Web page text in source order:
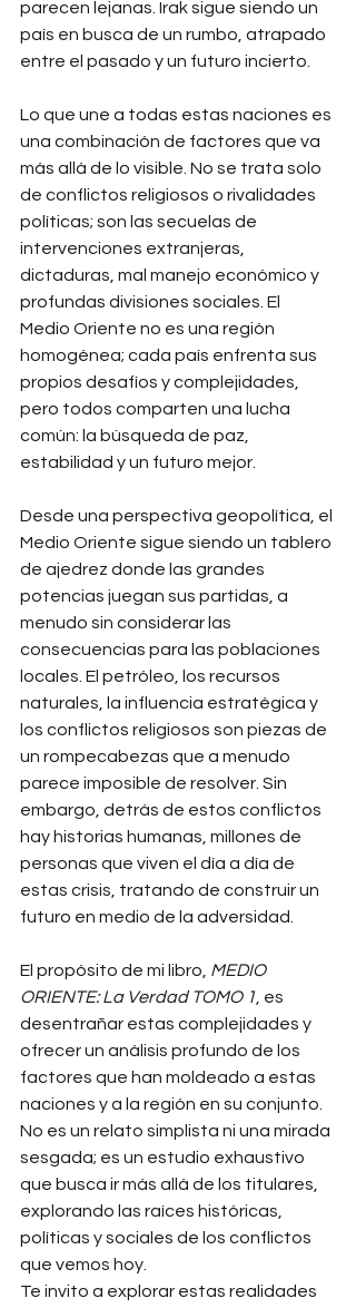
parecen lejanas. Irak sigue siendo un
país en busca de un rumbo, atrapado
entre el pasado y un futuro incierto.
Lo que une a todas estas naciones es
una combinación de factores que va
más allá de lo visible. No se trata solo
de conflictos religiosos o rivalidades
políticas; son las secuelas de
intervenciones extranjeras,
dictaduras, mal manejo económico y
profundas divisiones sociales. El
Medio Oriente no es una región
homogénea; cada país enfrenta sus
propios desafíos y complejidades,
pero todos comparten una lucha
común: la búsqueda de paz,
estabilidad y un futuro mejor.
Desde una perspectiva geopolítica, el
Medio Oriente sigue siendo un tablero
de ajedrez donde las grandes
potencias juegan sus partidas, a
menudo sin considerar las
consecuencias para las poblaciones
locales. El petróleo, los recursos
naturales, la influencia estratégica y
los conflictos religiosos son piezas de
un rompecabezas que a menudo
parece imposible de resolver. Sin
embargo, detrás de estos conflictos
hay historias humanas, millones de
personas que viven el día a día de
estas crisis, tratando de construir un
futuro en medio de la adversidad.
El propósito de mi libro, MEDIO
ORIENTE: La Verdad TOMO 1 , es
desentrañar estas complejidades y
ofrecer un análisis profundo de los
factores que han moldeado a estas
naciones y a la región en su conjunto.
No es un relato simplista ni una mirada
sesgada; es un estudio exhaustivo
que busca ir más allá de los titulares,
explorando las raíces históricas,
políticas y sociales de los conflictos
que vemos hoy.
Te invito a explorar estas realidades